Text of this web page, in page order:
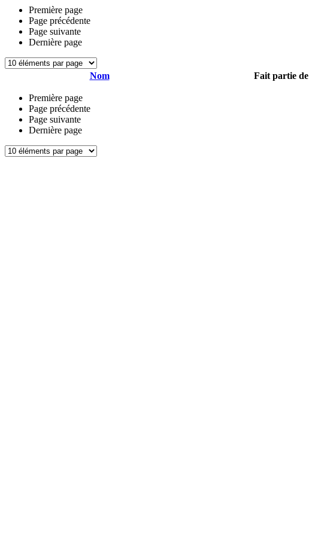
Première page
Page précédente
Page suivante
Dernière page
Nom Fait partie de
Première page
Page précédente
Page suivante
Dernière page